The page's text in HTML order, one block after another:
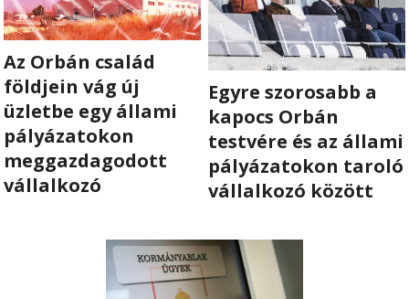
OROSZ KAPCSOLATOK
PEGASUS-MEGFIGYELÉSEK
AZ ORBÁN CSALÁD ÜZLETEI
OFFSHORE TITKOK
Az Orbán család
földjein vág új
üzletbe egy állami
pályázatokon
meggazdagodott
vállalkozó
Egyre szorosabb a
kapocs Orbán
testvére és az állami
pályázatokon taroló
vállalkozó között